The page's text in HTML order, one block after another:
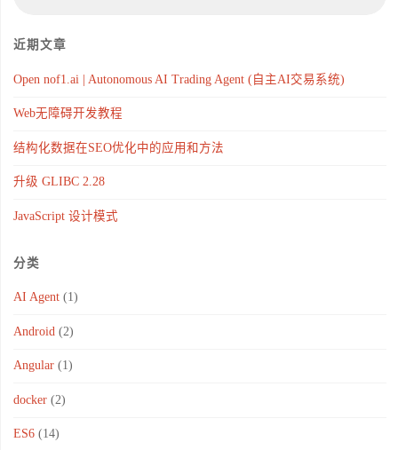
近期文章
Open nof1.ai | Autonomous AI Trading Agent (自主AI交易系统)
Web无障碍开发教程
结构化数据在SEO优化中的应用和方法
升级 GLIBC 2.28
JavaScript 设计模式
分类
AI Agent(1)
Android (2)
Angular(1)
docker(2)
ES6(14)